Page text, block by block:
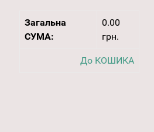
Загальна
СУМА:
0.00
грн.
До КОШИКА